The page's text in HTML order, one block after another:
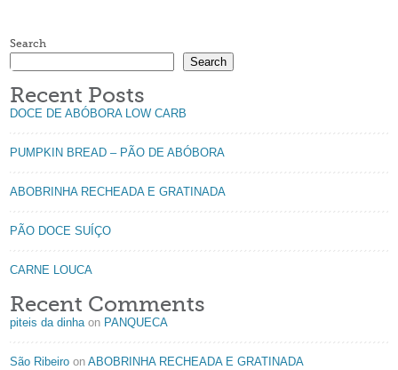
Search
Search
Recent Posts
DOCE DE ABÓBORA LOW CARB
PUMPKIN BREAD – PÃO DE ABÓBORA
ABOBRINHA RECHEADA E GRATINADA
PÃO DOCE SUÍÇO
CARNE LOUCA
Recent Comments
piteis da dinhaon PANQUECA
São Ribeiro onABOBRINHA RECHEADA E GRATINADA